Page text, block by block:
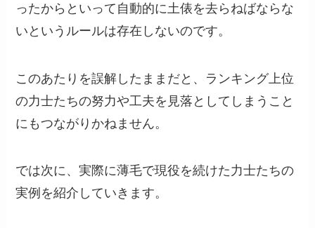
ったからといって自動的に土俵を去らねばならな
いというルールは存在しないのです。
このあたりを誤解したままだと、ランキング上位
の力士たちの努力や工夫を見落としてしまうこと
にもつながりかねません。
では次に、実際に薄毛で現役を続けた力士たちの
実例を紹介していきます。